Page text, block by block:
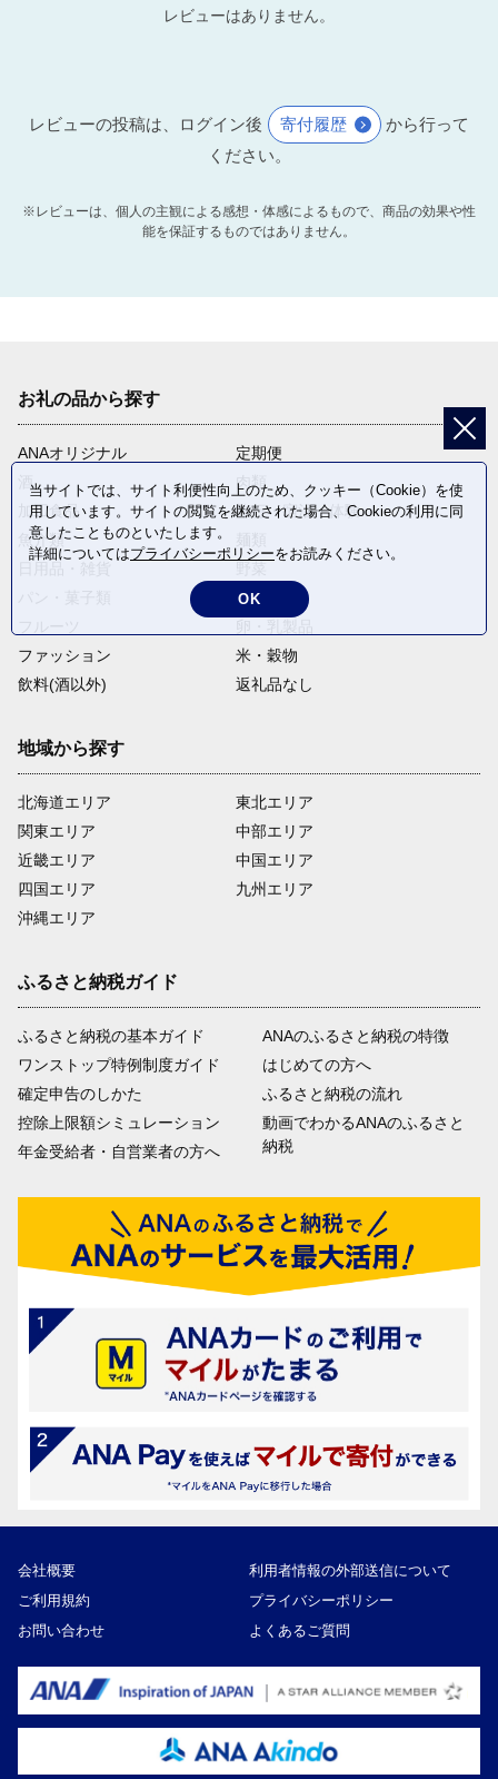
レビューはありません。
レビューの投稿は、ログイン後 寄付履歴
から行って
ください。
※レビューは、個人の主観による感想・体感によるもので、商品の効果や性
能を保証するものではありません。
お礼の品から探す
ANAオリジナル
定期便
酒
肉類
加工食品
旅行・宿泊・体験
魚介類
電化製品
ファッション
米・穀物
飲料(酒以外)
返礼品なし
地域から探す
北海道エリア
関東エリア
近畿エリア
四国エリア
沖縄エリア
東北エリア
中部エリア
中国エリア
九州エリア
ふるさと納税ガイド
ふるさと納税の基本ガイド
ワンストップ特例制度ガイド
確定申告のしかた
控除上限額シミュレーション
年金受給者・自営業者の方へ
ANAのふるさと納税の特徴
はじめての方へ
ふるさと納税の流れ
動画でわかるANAのふるさと
納税
会社概要
利用者情報の外部送信について
ご利用規約
プライバシーポリシー
お問い合わせ
よくあるご質問
当サイトでは、サイト利便性向上のため、クッキー（Cookie）を使
用しています。サイトの閲覧を継続された場合、Cookieの利用に同
意したことものといたします。
詳細についてはプライバシーポリシーをお読みください。
OK